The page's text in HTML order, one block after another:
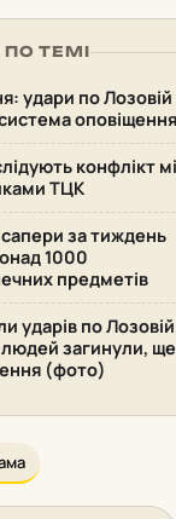
ТЕМІ
удари по Лозовій
оповіщення
конфлікт
ТЦК
сапери за тиждень
1000
предметів
ударів по
людей загинули, ще
(фото)